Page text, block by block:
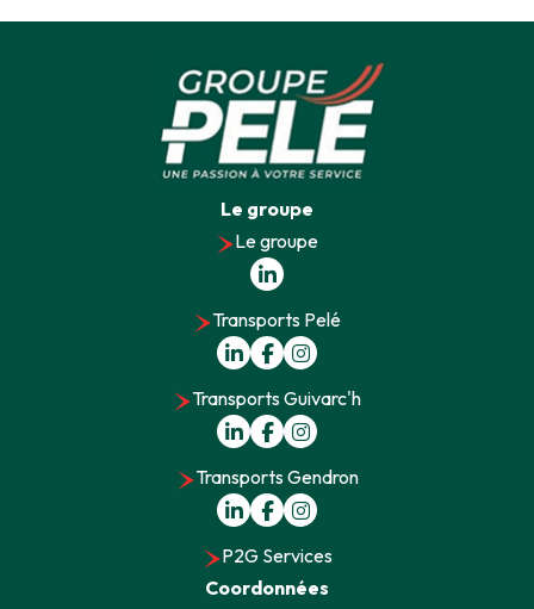
Le groupe
Le groupe
Transports Pelé
Transports Guivarc'h
Transports Gendron
P2G Services
Coordonnées